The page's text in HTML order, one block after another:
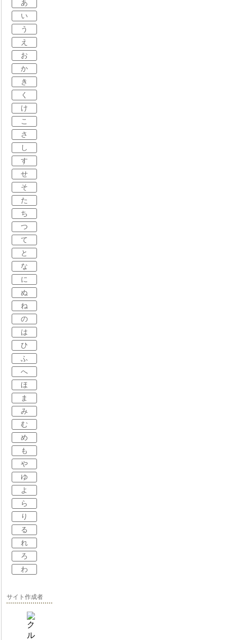
あ
い
う
え
お
か
き
く
け
こ
さ
し
す
せ
そ
た
ち
つ
て
と
な
に
ぬ
ね
の
は
ひ
ふ
へ
ほ
ま
み
む
め
も
や
ゆ
よ
ら
り
る
れ
ろ
わ
サイト作成者